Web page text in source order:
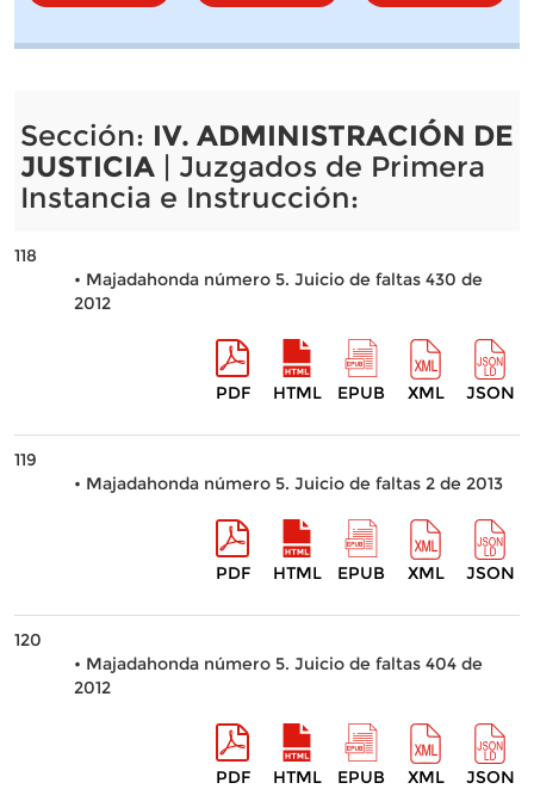
Sección: IV. ADMINISTRACIÓN DE
JUSTICIA| Juzgados de Primera
Instancia e Instrucción:
118
• Majadahonda número 5. Juicio de faltas 430 de
2012
PDF HTML EPUB XML JSON
119
• Majadahonda número 5. Juicio de faltas 2 de 2013
PDF HTML EPUB XML JSON
120
• Majadahonda número 5. Juicio de faltas 404 de
2012
PDF HTML EPUB XML JSON